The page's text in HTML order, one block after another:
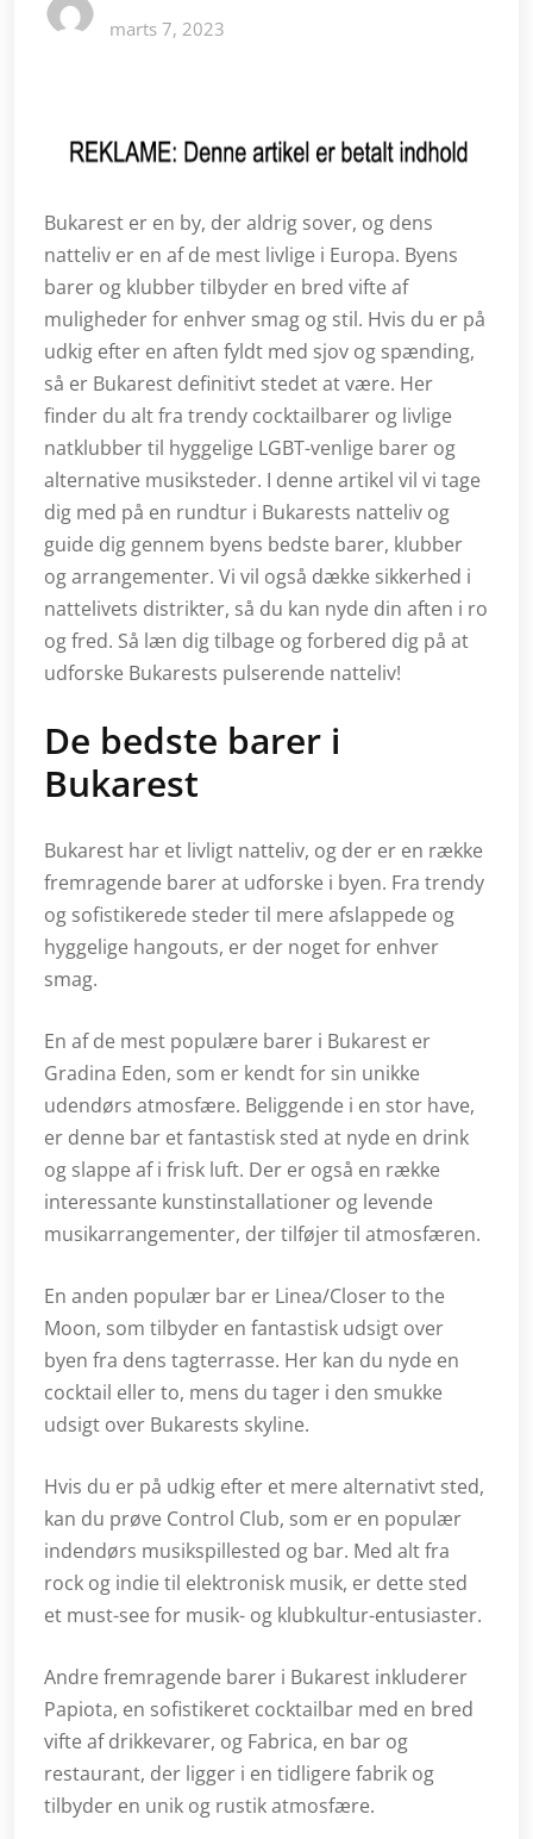
marts 7, 2023
Bukarest er en by, der aldrig sover, og dens
natteliv er en af de mest livlige i Europa. Byens
barer og klubber tilbyder en bred vifte af
muligheder for enhver smag og stil. Hvis du er på
udkig efter en aften fyldt med sjov og spænding,
så er Bukarest definitivt stedet at være. Her
finder du alt fra trendy cocktailbarer og livlige
natklubber til hyggelige LGBT-venlige barer og
alternative musiksteder. I denne artikel vil vi tage
dig med på en rundtur i Bukarests natteliv og
guide dig gennem byens bedste barer, klubber
og arrangementer. Vi vil også dække sikkerhed i
nattelivets distrikter, så du kan nyde din aften i ro
og fred. Så læn dig tilbage og forbered dig på at
udforske Bukarests pulserende natteliv!
De bedste barer i
Bukarest
Bukarest har et livligt natteliv, og der er en række
fremragende barer at udforske i byen. Fra trendy
og sofistikerede steder til mere afslappede og
hyggelige hangouts, er der noget for enhver
smag.
En af de mest populære barer i Bukarest er
Gradina Eden, som er kendt for sin unikke
udendørs atmosfære. Beliggende i en stor have,
er denne bar et fantastisk sted at nyde en drink
og slappe af i frisk luft. Der er også en række
interessante kunstinstallationer og levende
musikarrangementer, der tilføjer til atmosfæren.
En anden populær bar er Linea/Closer to the
Moon, som tilbyder en fantastisk udsigt over
byen fra dens tagterrasse. Her kan du nyde en
cocktail eller to, mens du tager i den smukke
udsigt over Bukarests skyline.
Hvis du er på udkig efter et mere alternativt sted,
kan du prøve Control Club, som er en populær
indendørs musikspillested og bar. Med alt fra
rock og indie til elektronisk musik, er dette sted
et must-see for musik- og klubkultur-entusiaster.
Andre fremragende barer i Bukarest inkluderer
Papiota, en sofistikeret cocktailbar med en bred
vifte af drikkevarer, og Fabrica, en bar og
restaurant, der ligger i en tidligere fabrik og
tilbyder en unik og rustik atmosfære.